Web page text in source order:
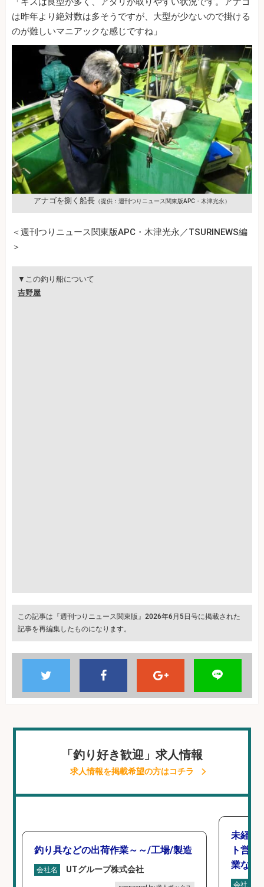
は昨年より絶対数は多そうですが、大型が少ないので掛ける
のが難しいマニアックな感じですね」
アナゴを捌く船長 （提供：週刊つりニュース関東版APC・木津光永）
＜週刊つりニュース関東版APC・木津光永／TSURINEWS編
＞
▼この釣り船について
吉野屋
この記事は『週刊つりニュース関東版』2026年6月5日号に掲載された
記事を再編集したものになります。
「釣り好き歓迎」求人情報
求人情報を掲載希望の方はコチラ
釣り具などの出荷作業～～/工場/製造
会社名 UTグループ株式会社
未経験
ト営
業なし
会社名